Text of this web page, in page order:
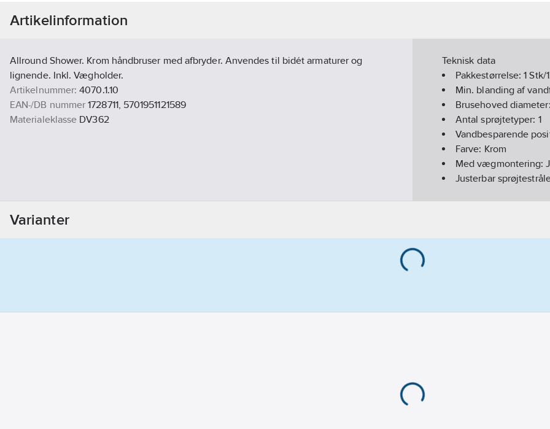
Artikelinformation
Allround Shower. Krom håndbruser med afbryder. Anvendes til bidét armaturer og
lignende. Inkl. Vægholder.
Artikelnummer: 4070.1.10
EAN-/DB nummer 1728711, 5701951121589
Materialeklasse DV362
Teknisk data
Pakkestørrelse:1 Stk/
Min. blanding af
Brusehoved diameter:
Antal sprøjtetyper: 1
Vandbesparende
Farve: Krom
Med vægmontering:
Justerbar
Varianter